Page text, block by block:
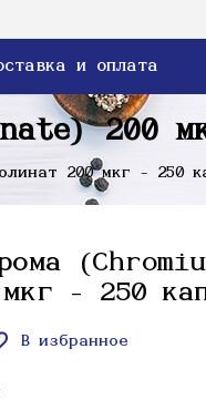
и оплата
200
200 мкг - 250
- 250
В избранное